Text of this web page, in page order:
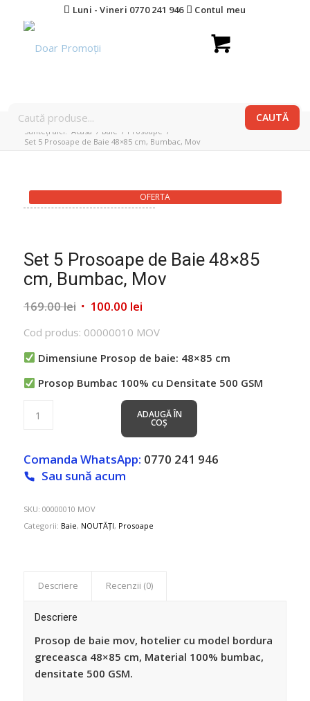
Luni - Vineri 0770 241 946 Contul meu
Sunteți aici: Acasa / Baie / Prosoape /
Set 5 Prosoape de Baie 48×85 cm, Bumbac, Mov
OFERTA
Set 5 Prosoape de Baie 48×85
cm, Bumbac, Mov
169.00lei Prețul
a
fost:
100.00 leiPrețul
este:
100.00 lei.
Cod produs: 00000010 MOV
Dimensiune Prosop de baie: 48×85 cm
Prosop Bumbac 100% cu Densitate 500 GSM
ADAUGĂ ÎN
COȘ
Comanda WhatsApp: 0770 241 946
Sau sună acum
SKU: 00000010 MOV
Categorii: Baie, NOUTĂȚI, Prosoape
Descriere Recenzii (0)
Descriere
Prosop de baie mov, hotelier cu model bordura
greceasca 48×85 cm, Material 100% bumbac,
densitate 500 GSM.